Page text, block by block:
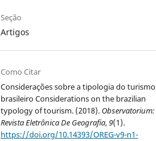
Seção
Artigos
Como Citar
Considerações sobre a tipologia do turismo
brasileiro Considerations on the brazilian
typology of tourism. (2018). Observatorium:
Revista Eletrônica De Geografia,9(1).
https://doi.org/10.14393/OREG-v9-n1-